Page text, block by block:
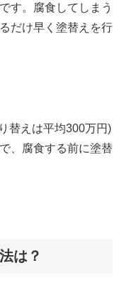
す。腐食してしまう
だけ早く塗替えを行
替えは平均300万円)
、腐食する前に塗替
は？